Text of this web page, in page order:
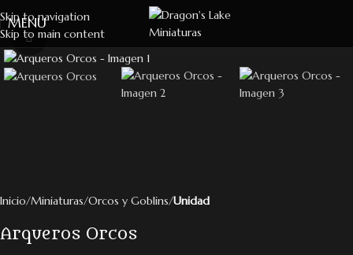
Skip to navigation
Skip to main content
MENU
Click to enlarge
Inicio Miniaturas Orcos y Goblins Unidad
Arqueros Orcos